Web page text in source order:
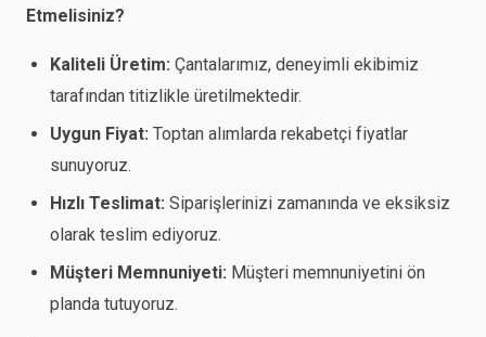
Etmelisiniz?
Kaliteli Üretim: Çantalarımız, deneyimli ekibimiz
tarafından titizlikle üretilmektedir.
Uygun Fiyat: Toptan alımlarda rekabetçi fiyatlar
sunuyoruz.
Hızlı Teslimat: Siparişlerinizi zamanında ve eksiksiz
olarak teslim ediyoruz.
Müşteri Memnuniyeti: Müşteri memnuniyetini ön
planda tutuyoruz.